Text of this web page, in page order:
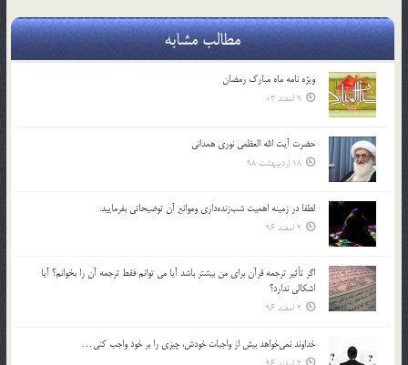
مطالب مشابه
ویژه نامه ماه مبارک رمضان
9 اسفند 03
حضرت آیت الله العظمی نوری همدانی
18 اردیبهشت 98
لطفا در زمينه اهميت شب‌زنده‌داري وموانع آن توضيحاتي بفرماييد.
2 اسفند 96
اگر تأثير ترجمه قرآن براي من بيشتر باشد آيا مي توانم فقط ترجمه آن را بخوانم؟ آيا
اشكالي ندارد؟
2 اسفند 96
خداوند نمي‌خواهد بيش از واجبات خودش، چيزي را بر خود واجب كني…